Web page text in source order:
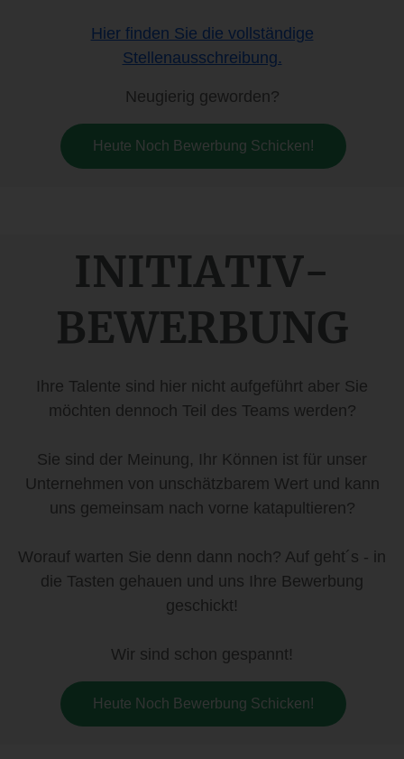
Hier finden Sie die vollständige
Stellenausschreibung.
Neugierig geworden?
Heute Noch Bewerbung Schicken!
INITIATIV-
BEWERBUNG
Ihre Talente sind hier nicht aufgeführt aber Sie
möchten dennoch Teil des Teams werden?
Sie sind der Meinung, Ihr Können ist für unser
Unternehmen von unschätzbarem Wert und kann
uns gemeinsam nach vorne katapultieren?
Worauf warten Sie denn dann noch? Auf geht´s - in
die Tasten gehauen und uns Ihre Bewerbung
geschickt!
Wir sind schon gespannt!
Heute Noch Bewerbung Schicken!